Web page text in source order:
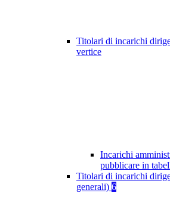
Titolari di incarichi
vertice
Incarichi
pubblicare in
Titolari di incarichi
generali) 6